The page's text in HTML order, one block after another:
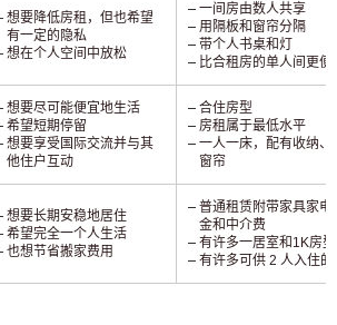
想要降低房租，但也希望
有一定的隐私
想在个人空间中放松
一间房由数人共享
用隔板和窗帘分隔
带个人书桌和灯
比合租房的单人间更便
想要尽可能便宜地生活
希望短期停留
想要享受国际交流并与其
他住户互动
合住房型
房租属于最低水平
一人一床，配有收纳
窗帘
想要长期安稳地居住
希望完全一个人生活
也想节省搬家费用
普通租赁附带家具家
金和中介费
有许多一居室和1K房型
有许多可供 2 人入住的